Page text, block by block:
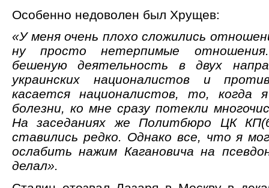
Особенно недоволен был Хрущев:
«У меня очень плохо сложились
ну просто нетерпимые
бешеную деятельность в двух
украинских националистов и
касается националистов, то, когда
болезни, ко мне сразу потекли
На заседаниях же Политбюро ЦК
ставились редко. Однако все, что я
ослабить нажим Кагановича на
делал».